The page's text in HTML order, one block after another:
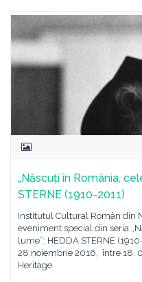
„Născuți în România,
STERNE (1910-2011)
Institutul Cultural Român din
eveniment special din seria
lume”: HEDDA STERNE
28 noiembrie 2016, între 18.
Heritage